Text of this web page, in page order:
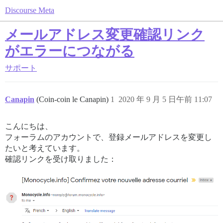
Discourse Meta
メールアドレス変更確認リンク
がエラーにつながる
サポート
Canapin (Coin-coin le Canapin) 2020 年 9 月 5 日午前 11:07
1
こんにちは、
フォーラムのアカウントで、登録メールアドレスを変更し
たいと考えています。
確認リンクを受け取りました：